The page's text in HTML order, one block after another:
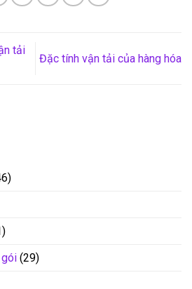
tải
Đặc tính vận tải của hàng hóa
gói (29)